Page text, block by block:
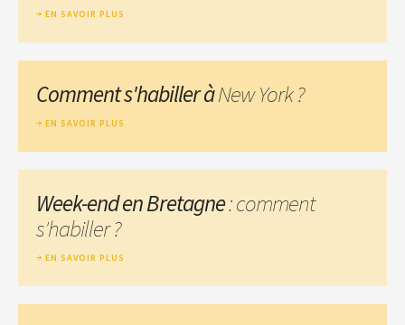
EN SAVOIR PLUS
Comment s'habiller àNew York ?
EN SAVOIR PLUS
Week-end en Bretagne: comment
s'habiller ?
EN SAVOIR PLUS